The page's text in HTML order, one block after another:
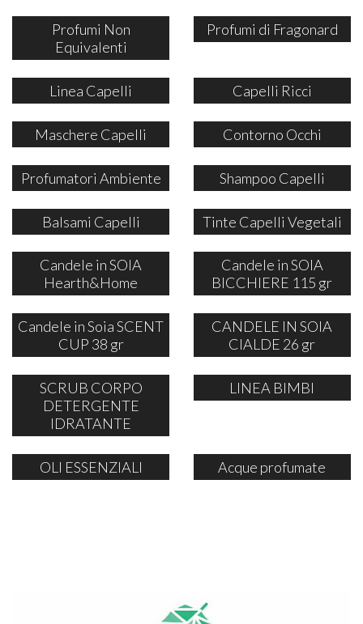
Profumi Non
Equivalenti
Profumi di Fragonard
Linea Capelli Capelli Ricci
Maschere Capelli Contorno Occhi
Profumatori Ambiente Shampoo Capelli
Balsami Capelli Tinte Capelli Vegetali
Candele in SOIA
Hearth&Home
Candele in SOIA
BICCHIERE 115 gr
Candele in Soia SCENT
CUP 38 gr
CANDELE IN SOIA
CIALDE 26 gr
SCRUB CORPO
DETERGENTE
IDRATANTE
LINEA BIMBI
OLI ESSENZIALI Acque profumate